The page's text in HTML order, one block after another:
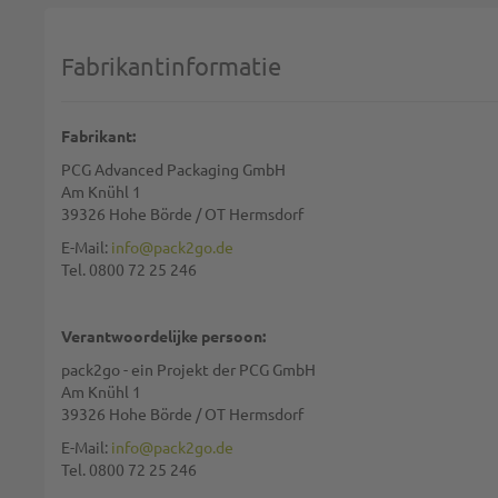
Samenvatting:
Fabrikantinformatie
Fabrikant:
PCG Advanced Packaging GmbH
Am Knühl 1
39326 Hohe Börde / OT Hermsdorf
E-Mail: info@pack2go.de
Tel. 0800 72 25 246
Verantwoordelijke persoon:
pack2go - ein Projekt der PCG GmbH
Am Knühl 1
39326 Hohe Börde / OT Hermsdorf
E-Mail: info@pack2go.de
Tel. 0800 72 25 246